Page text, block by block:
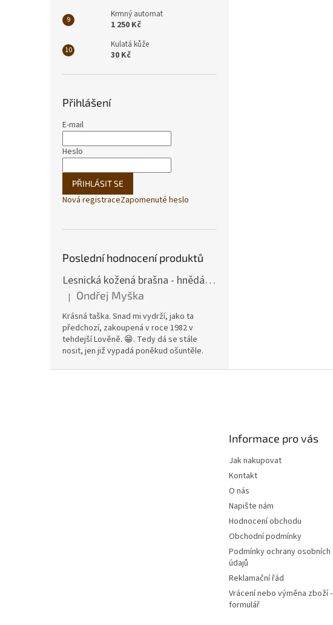
Krmný automat
1 250 Kč
Kulatá kůže
30 Kč
Přihlášení
E-mail
Heslo
PŘIHLÁSIT SE
Nová registraceZapomenuté heslo
Poslední hodnocení produktů
Lesnická kožená brašna - hnědá hovězina
Hodnocení produktu je 5 z 5 hvězdiček.
| Ondřej Myška
Krásná taška. Snad mi vydrží, jako ta
předchozí, zakoupená v roce 1982 v
tehdejší Lověně. 😁. Tedy dá se stále
nosit, jen již vypadá poněkud ošuntěle.
Informace pro vás
Jak nakupovat
Kontakt
O nás
Napište nám
Hodnocení obchodu
Obchodní podmínky
Podmínky ochrany osobních
údajů
Reklamační řád
Vrácení nebo výměna zboží -
formulář